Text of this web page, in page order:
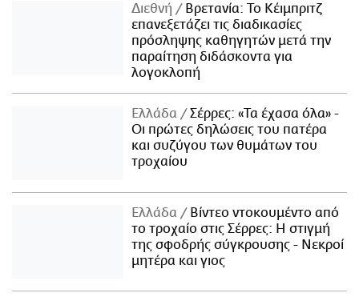
Διεθνή
Βρετανία: Το Κέιμπριτζ
επανεξετάζει τις διαδικασίες
πρόσληψης καθηγητών μετά την
παραίτηση διδάσκοντα για
λογοκλοπή
Ελλάδα
Σέρρες: «Τα έχασα όλα» -
Οι πρώτες δηλώσεις του πατέρα
και συζύγου των θυμάτων του
τροχαίου
Ελλάδα
Βίντεο ντοκουμέντο από
το τροχαίο στις Σέρρες: Η στιγμή
της σφοδρής σύγκρουσης - Νεκροί
μητέρα και γιος